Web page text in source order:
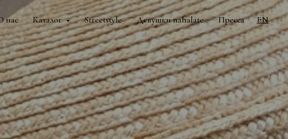
нас Каталог Streetstyle Девушки nahalate Пресса EN